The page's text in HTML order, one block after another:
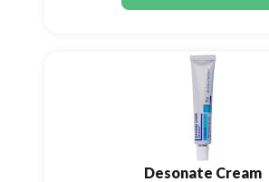
Desonate Cream